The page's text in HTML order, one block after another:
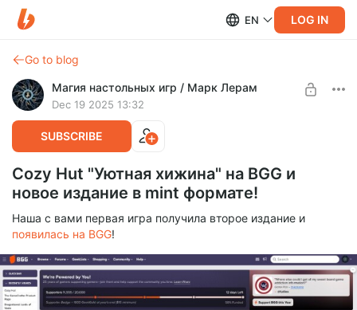
EN LOG IN
Go to blog
Магия настольных игр / Марк Лерам
Dec 19 2025 13:32
SUBSCRIBE
Cozy Hut "Уютная хижина" на BGG и
новое издание в mint формате!
Наша с вами первая игра получила второе издание и
появилась на BGG!